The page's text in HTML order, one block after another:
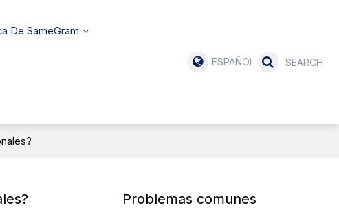
De SameGram
ESPAÑOL
Problemas comunes